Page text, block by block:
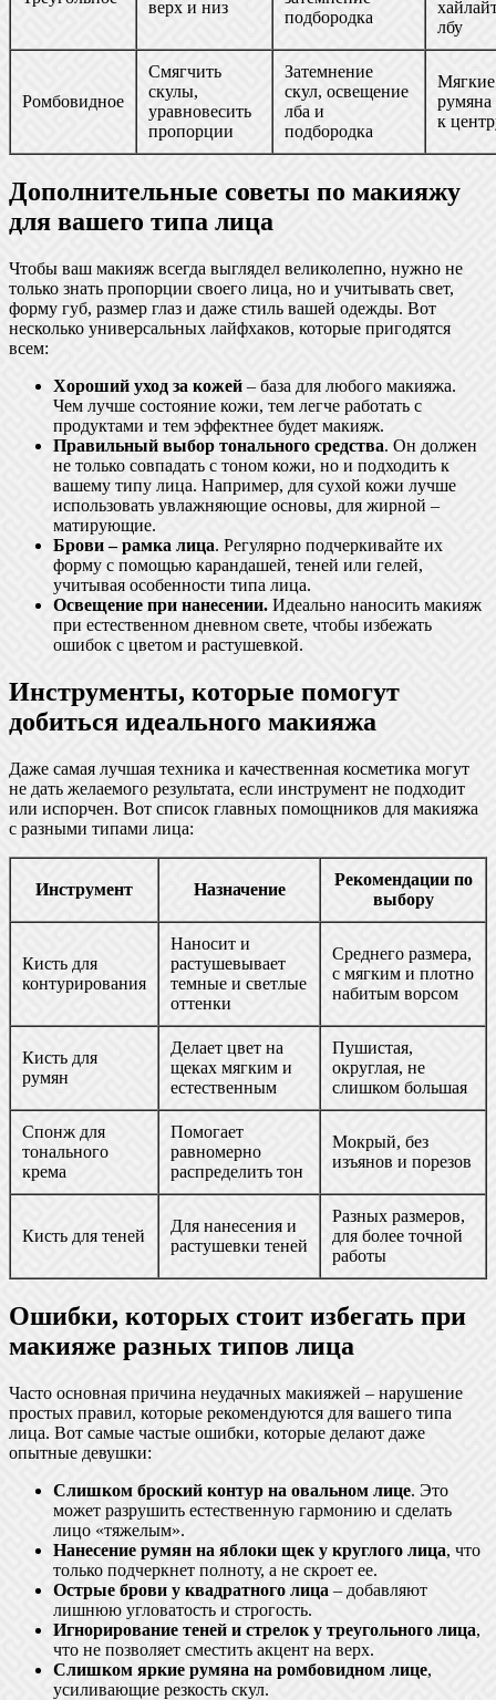
верх и низ
подбородка
лбу
Ромбовидное
Смягчить
скулы,
уравновесить
пропорции
Затемнение
скул, освещение
лба и
подбородка
к
Дополнительные советы по макияжу
для вашего типа лица
Чтобы ваш макияж всегда выглядел великолепно, нужно не
только знать пропорции своего лица, но и учитывать свет,
форму губ, размер глаз и даже стиль вашей одежды. Вот
несколько универсальных лайфхаков, которые пригодятся
всем:
Хороший уход за кожей– база для любого макияжа.
Чем лучше состояние кожи, тем легче работать с
продуктами и тем эффектнее будет макияж.
Правильный выбор тонального средства. Он должен
не только совпадать с тоном кожи, но и подходить к
вашему типу лица. Например, для сухой кожи лучше
использовать увлажняющие основы, для жирной –
матирующие.
Брови – рамка лица. Регулярно подчеркивайте их
форму с помощью карандашей, теней или гелей,
учитывая особенности типа лица.
Освещение при нанесении. Идеально наносить макияж
при естественном дневном свете, чтобы избежать
ошибок с цветом и растушевкой.
Инструменты, которые помогут
добиться идеального макияжа
Даже самая лучшая техника и качественная косметика могут
не дать желаемого результата, если инструмент не подходит
или испорчен. Вот список главных помощников для макияжа
с разными типами лица:
Инструмент Назначение
Рекомендации по
выбору
Кисть для
контурирования
Наносит и
растушевывает
темные и светлые
оттенки
Среднего размера,
с мягким и плотно
набитым ворсом
Кисть для
румян
Делает цвет на
щеках мягким и
естественным
Пушистая,
округлая, не
слишком большая
Спонж для
тонального
крема
Помогает
равномерно
распределить тон
Мокрый, без
изъянов и порезов
Кисть для теней
Для нанесения и
растушевки теней
Разных размеров,
для более точной
работы
Ошибки, которых стоит избегать при
макияже разных типов лица
Часто основная причина неудачных макияжей – нарушение
простых правил, которые рекомендуются для вашего типа
лица. Вот самые частые ошибки, которые делают даже
опытные девушки:
Слишком броский контур на овальном лице. Это
может разрушить естественную гармонию и сделать
лицо «тяжелым».
Нанесение румян на яблоки щек у круглого лица, что
только подчеркнет полноту, а не скроет ее.
Острые брови у квадратного лица – добавляют
лишнюю угловатость и строгость.
Игнорирование теней и стрелок у треугольного лица,
что не позволяет сместить акцент на верх.
Слишком яркие румяна на ромбовидном лице,
усиливающие резкость скул.